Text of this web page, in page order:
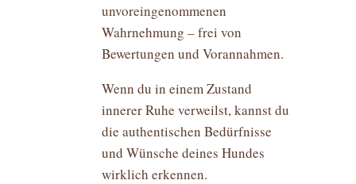
unvoreingenommenen
Wahrnehmung – frei von
Bewertungen und Vorannahmen.
Wenn du in einem Zustand
innerer Ruhe verweilst, kannst du
die authentischen Bedürfnisse
und Wünsche deines Hundes
wirklich erkennen.